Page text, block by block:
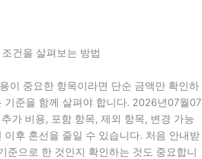
건을 살펴보는 방법
이 중요한 항목이라면 단순 금액만 확인하
기준을 함께 살펴야 합니다. 2026년07월07
가 비용, 포함 항목, 제외 항목, 변경 가능
이후 혼선을 줄일 수 있습니다. 처음 안내받
준으로 한 것인지 확인하는 것도 중요합니